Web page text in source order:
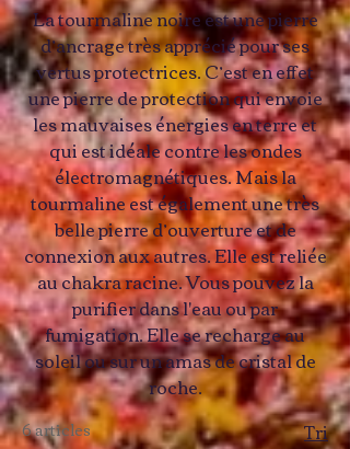
La tourmaline noire est une pierre
d’ancrage très apprécié pour ses
vertus protectrices. C’est en effet
une pierre de protection qui envoie
les mauvaises énergies en terre et
qui est idéale contre les ondes
électromagnétiques. Mais la
tourmaline est également une très
belle pierre d’ouverture et de
connexion aux autres. Elle est reliée
au chakra racine. Vous pouvez la
purifier dans l'eau ou par
fumigation. Elle se recharge au
soleil ou sur un amas de cristal de
roche.
6 articles Tri